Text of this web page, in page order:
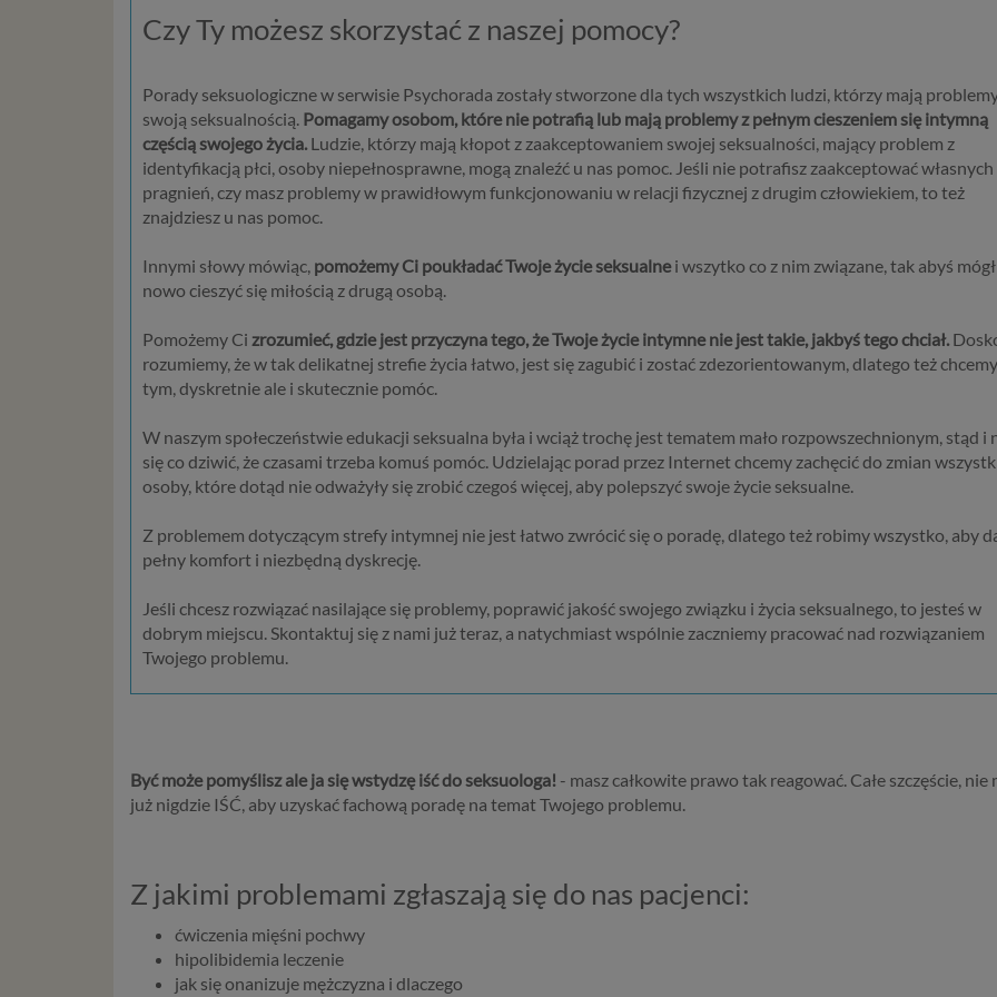
Czy Ty możesz skorzystać z naszej pomocy?
Porady seksuologiczne w serwisie Psychorada zostały stworzone dla tych wszystkich ludzi, którzy mają
swoją seksualnością. Pomagamy osobom, które nie potrafią lub mają problemy z pełnym cieszeniem się intymną
częścią swojego życia. Ludzie, którzy mają kłopot z zaakceptowaniem swojej seksualności, mający problem z
identyfikacją płci, osoby niepełnosprawne, mogą znaleźć u nas pomoc. Jeśli nie potrafisz zaakceptować własnych
pragnień, czy masz problemy w prawidłowym funkcjonowaniu w relacji fizycznej z drugim człowiekiem, to też
znajdziesz u nas pomoc.
Innymi słowy mówiąc, pomożemy Ci poukładać Twoje życie seksualnei wszytko co z nim związane, tak abyś
nowo cieszyć się miłością z drugą osobą.
Pomożemy Ci zrozumieć, gdzie jest przyczyna tego, że Twoje życie intymne nie jest takie, jakbyś tego chciał.
rozumiemy, że w tak delikatnej strefie życia łatwo, jest się zagubić i zostać zdezorientowanym, dlatego też
tym, dyskretnie ale i skutecznie pomóc.
W naszym społeczeństwie edukacji seksualna była i wciąż trochę jest tematem mało rozpowszechnionym, stąd i
się co dziwić, że czasami trzeba komuś pomóc. Udzielając porad przez Internet chcemy zachęcić do zmian
osoby, które dotąd nie odważyły się zrobić czegoś więcej, aby polepszyć swoje życie seksualne.
Z problemem dotyczącym strefy intymnej nie jest łatwo zwrócić się o poradę, dlatego też robimy wszystko, aby
pełny komfort i niezbędną dyskrecję.
Jeśli chcesz rozwiązać nasilające się problemy, poprawić jakość swojego związku i życia seksualnego, to jesteś w
dobrym miejscu. Skontaktuj się z nami już teraz, a natychmiast wspólnie zaczniemy pracować nad rozwiązaniem
Twojego problemu.
Być może pomyślisz ale ja się wstydzę iść do seksuologa! - masz całkowite prawo tak reagować. Całe szczęście, nie
już nigdzie IŚĆ, aby uzyskać fachową poradę na temat Twojego problemu.
Z jakimi problemami zgłaszają się do nas pacjenci:
ćwiczenia mięśni pochwy
hipolibidemia leczenie
jak się onanizuje mężczyzna i dlaczego
Dane osobowe to, zgodnie z RODO, informacje o zidentyfikowanej lub
takimi danymi są np. adres e-mail, adres IP lub Twoje dane w serwisie
konsultacyjnym czy w innej usłudze oferowanej przez Psychoradę. Dane
mogą być zapisywane w plikach cookies lub podobnych technologiach (np.
storage) instalowanych przez nas lub naszych Zaufanych Partnerów na
stronach i urządzeniach, których używasz podczas korzystania z naszych
Przetwarzanie danych osobowych wymaga podstawy prawnej. RODO
kilka rodzajów takich podstaw prawnych dla przetwarzania danych, a w
Niezbędność przetwarzania do zawarcia lub wykonania umowy,
realizację danej usługi, to możemy przetwarzać Twoje dane w
niezbędnym do realizacji tej umowy. W przypadku, gdy zakładasz u
to umowa o dostarczenie tego konta upoważnia nas do
w profilu tego konta). Bez tej możliwości nie bylibyśmy w stanie
interesów realizowanych przez administratora lub przez stronę
podstawa przetwarzania danych dotyczy przypadków, gdy ich
treści w usługach) jak również prowadzenie marketingu i promocji
usług administratora Psychorada.pl w serwisie administratora (np.
reklamowe (np. produktu lub usługi, których możesz potrzebować)